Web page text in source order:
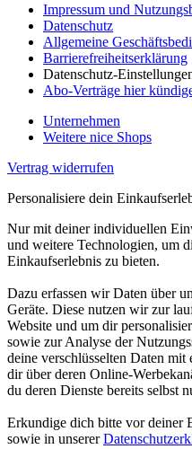
Impressum und
Datenschutz
Allgemeine
Barrierefreiheitserklärung
Datenschutz-
Abo-Verträge hier
Unternehmen
Weitere nice Shops
Vertrag widerrufen
Personalisiere dein
Nur mit deiner individuellen
und weitere Technologien, um
Einkaufserlebnis zu bieten.
Dazu erfassen wir Daten über
Geräte. Diese nutzen wir zur
Website und um dir
sowie zur Analyse der
deine verschlüsselten Daten
dir über deren Online-
du deren Dienste bereits selbst
Erkundige dich bitte vor deiner
sowie in unserer